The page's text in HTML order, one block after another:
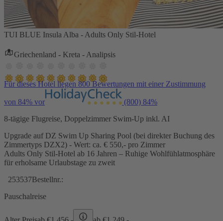
TUI BLUE Insula Alba - Adults Only Stil-Hotel
Griechenland - Kreta - Analipsis
Für dieses Hotel liegen 800 Bewertungen mit einer Zustimmung
von 84% vor (800) 84%
8-tägige Flugreise, Doppelzimmer Swim-Up inkl. AI
Upgrade auf DZ Swim Up Sharing Pool (bei direkter Buchung des
Zimmertyps DZX2) - Wert: ca. € 550,- pro Zimmer
Adults Only Stil-Hotel ab 16 Jahren – Ruhige Wohlfühlatmosphäre
für erholsame Urlaubstage zu zweit
253537Bestellnr.:
Pauschalreise